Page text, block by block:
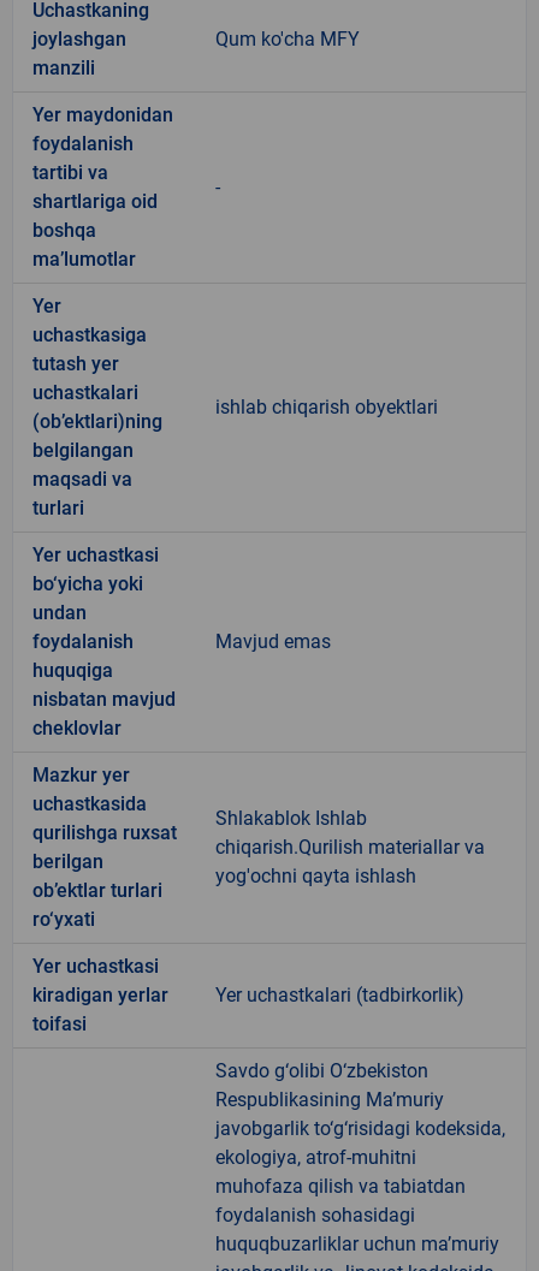
Uchastkaning
joylashgan
manzili
Qum ko'cha MFY
Yer maydonidan
foydalanish
tartibi va
shartlariga oid
boshqa
ma’lumotlar
-
Yer
uchastkasiga
tutash yer
uchastkalari
(ob’ektlari)ning
belgilangan
maqsadi va
turlari
ishlab chiqarish obyektlari
Yer uchastkasi
bo‘yicha yoki
undan
foydalanish
huquqiga
nisbatan mavjud
cheklovlar
Mavjud emas
Mazkur yer
uchastkasida
qurilishga ruxsat
berilgan
ob’ektlar turlari
ro‘yxati
Shlakablok Ishlab
chiqarish.Qurilish materiallar va
yog'ochni qayta ishlash
Yer uchastkasi
kiradigan yerlar
toifasi
Yer uchastkalari (tadbirkorlik)
Savdo g‘olibi O‘zbekiston
Respublikasining Ma’muriy
javobgarlik to‘g‘risidagi kodeksida,
ekologiya, atrof-muhitni
muhofaza qilish va tabiatdan
foydalanish sohasidagi
huquqbuzarliklar uchun ma’muriy